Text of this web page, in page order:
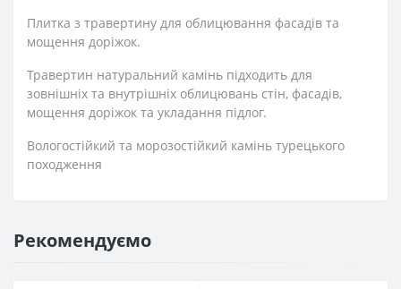
Плитка з травертину для облицювання фасадів та
мощення доріжок.
Травертин натуральний камінь підходить для
зовнішніх та внутрішніх облицювань стін, фасадів,
мощення доріжок та укладання підлог.
Вологостійкий та морозостійкий камінь турецького
походження
Рекомендуємо